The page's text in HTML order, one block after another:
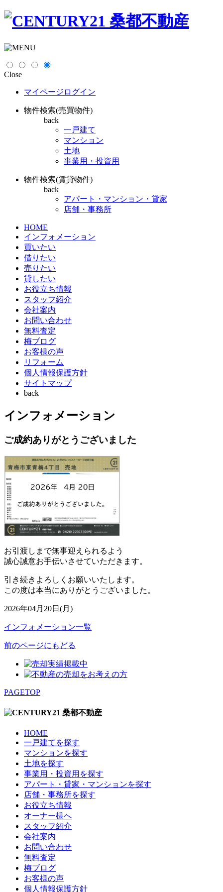
Close
マイページログイン
物件検索(売買物件)
back
一戸建て
マンション
土地
事業用・投資用
物件検索(賃貸物件)
back
アパート・マンション・貸家
店舗・事務所
HOME
インフォメーション
買いたい
借りたい
売りたい
貸したい
お役立ち情報
スタッフ紹介
会社案内
お問い合わせ
無料査定
梅ブログ
お客様の声
リフォーム
個人情報保護方針
サイトマップ
back
インフォメーション
ご成約ありがとうございました
お引渡しまで無事迎えられるよう
誠心誠意お手伝いさせていただきます。
引き続きよろしくお願いいたします。
この度は本当にありがとうございました。
2026年04月20日(月)
インフォメーション一覧
前のページにもどる
PAGETOP
HOME
一戸建てを探す
マンションを探す
土地を探す
事業用・投資用を探す
アパート・貸家・マンションを探す
店舗・事務所を探す
お役立ち情報
オーナー様へ
スタッフ紹介
会社案内
お問い合わせ
無料査定
梅ブログ
お客様の声
個人情報保護方針